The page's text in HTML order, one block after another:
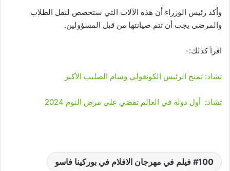
وأكد رئيس الوزراء أن هذه الآلات التي ستخصص لنقل الطلاب
والمرضى يجب أن تتم صيانتها من قبل المسؤولين.
اقرأ كذلك:-
تشاد: تمنح الرئيس الكونغولي وسام الصليب الأكبر
تشاد: أول دولة في العالم تقضي على مرض النوم 2024
100 فيلم في مهرجان الافلام في بوركينا فاسو